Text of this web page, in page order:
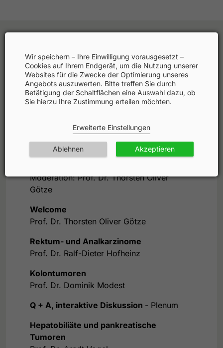
Agenda
Faculty
Wissenschaftliche Leitung: Prof. Dr.
Moderation: Prof. Dr. Thorsten Oliver
Götze
Welcome
Prof. Dr. Thorsten Oliver Götze
Rektum- und Analkarzinome
Prof. Dr. Ralf-Dieter Hofheinz
Kolontumoren
Prof. Dr. Dominik Modest
Q + A, interaktive Diskussion - Plenum
Hepatobiliäte und pankreatische
Tumoren
Wir speichern – Ihre Einwilligung vorausgesetzt –
Cookies auf Ihrem Endgerät, um die Nutzung unserer
Websites für die Zwecke der Optimierung unseres
Angebots auszuwerten. Bitte treffen Sie durch
Betätigung der Schaltflächen eine Auswahl dazu, ob
Sie hierzu Ihre Zustimmung erteilen möchten.
Erweiterte Einstellungen
Ablehnen Akzeptieren